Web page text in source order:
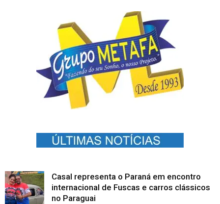
Casal representa o Paraná em encontro
internacional de Fuscas e carros clássicos
no Paraguai